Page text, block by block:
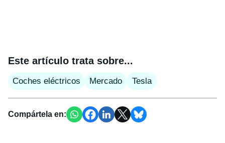
Este artículo trata sobre...
Coches eléctricos Mercado Tesla
Compártela en: